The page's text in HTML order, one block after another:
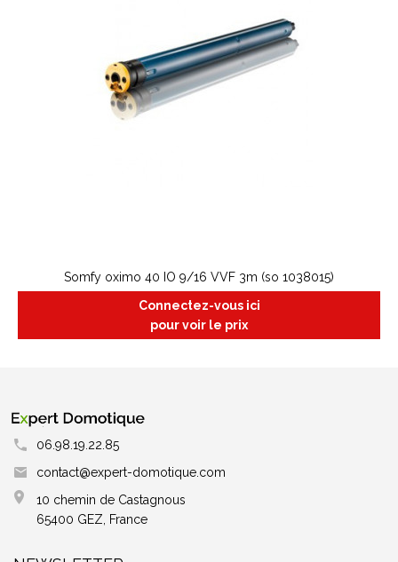
Somfy oximo 40 IO 9/16 VVF 3m (so 1038015)
Connectez-vous ici
pour voir le prix
06.98.19.22.85
contact@expert-domotique.com
10 chemin de Castagnous
65400 GEZ, France